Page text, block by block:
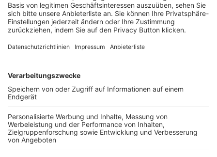
Login SpielPlus
FOLGE DEM BFV
TOP-VEREINE
TOP-PARTNER